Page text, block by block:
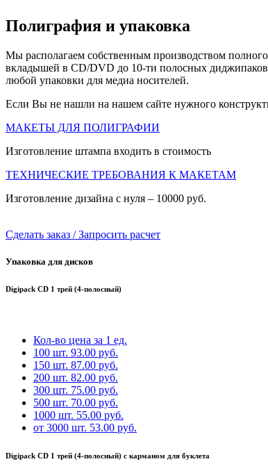
Полиграфия и упаковка
Мы располагаем собственным производством
вкладышей в СD/DVD до 10-ти полосных диджипаков
любой упаковки для медиа носителей.
Если Вы не нашли на нашем сайте нужного
МАКЕТЫ ДЛЯ ПОЛИГРАФИИ
Изготовление штампа входить в стоимость
ТЕХНИЧЕСКИЕ ТРЕБОВАНИЯ К МАКЕТАМ
Изготовление дизайна с нуля – 10000 руб.
Сделать заказ / Запросить расчет
Упаковка для дисков
Digipack CD 1 трей (4-полосный)
Кол-во цена за 1 ед.
100 шт. 93.00 руб.
150 шт. 87.00 руб.
200 шт. 82.00 руб.
300 шт. 75.00 руб.
500 шт. 70.00 руб.
1000 шт. 55.00 руб.
от 3000 шт. 53.00 руб.
Digipack CD 1 трей (4-полосный) с карманом для буклета